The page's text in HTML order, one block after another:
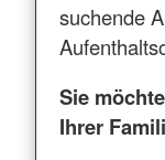
suchende
Sie
Ihrer